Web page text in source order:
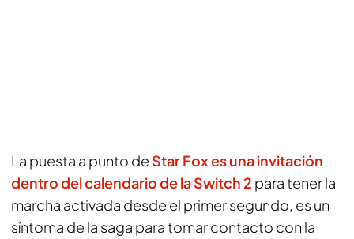
La puesta a punto de Star Fox es una invitación
dentro del calendario de la Switch 2 para tener la
marcha activada desde el primer segundo, es un
síntoma de la saga para tomar contacto con la